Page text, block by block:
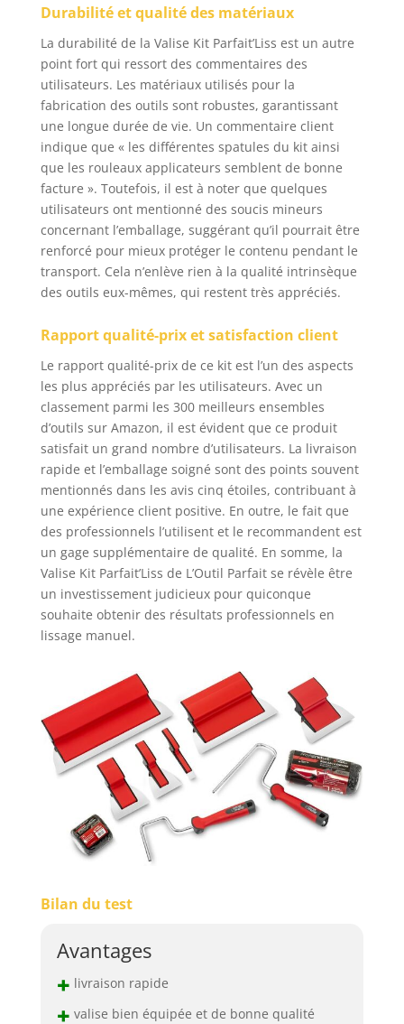
Durabilité et qualité des matériaux
La durabilité de la Valise Kit Parfait’Liss est un autre
point fort qui ressort des commentaires des
utilisateurs. Les matériaux utilisés pour la
fabrication des outils sont robustes, garantissant
une longue durée de vie. Un commentaire client
indique que « les différentes spatules du kit ainsi
que les rouleaux applicateurs semblent de bonne
facture ». Toutefois, il est à noter que quelques
utilisateurs ont mentionné des soucis mineurs
concernant l’emballage, suggérant qu’il pourrait être
renforcé pour mieux protéger le contenu pendant le
transport. Cela n’enlève rien à la qualité intrinsèque
des outils eux-mêmes, qui restent très appréciés.
Rapport qualité-prix et satisfaction client
Le rapport qualité-prix de ce kit est l’un des aspects
les plus appréciés par les utilisateurs. Avec un
classement parmi les 300 meilleurs ensembles
d’outils sur Amazon, il est évident que ce produit
satisfait un grand nombre d’utilisateurs. La livraison
rapide et l’emballage soigné sont des points souvent
mentionnés dans les avis cinq étoiles, contribuant à
une expérience client positive. En outre, le fait que
des professionnels l’utilisent et le recommandent est
un gage supplémentaire de qualité. En somme, la
Valise Kit Parfait’Liss de L’Outil Parfait se révèle être
un investissement judicieux pour quiconque
souhaite obtenir des résultats professionnels en
lissage manuel.
Bilan du test
Avantages
+ livraison rapide
+ valise bien équipée et de bonne qualité